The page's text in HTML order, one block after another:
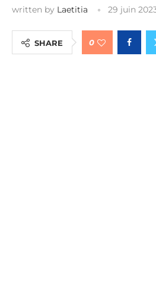
written by Laetitia 29 juin
SHARE 0